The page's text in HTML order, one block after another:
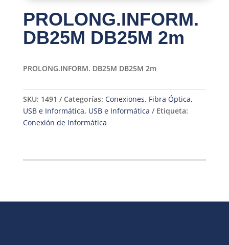
PROLONG.INFORM.
DB25M DB25M 2m
PROLONG.INFORM. DB25M DB25M 2m
SKU: 1491 Categorías: Conexiones, Fibra Óptica,
USB e Informática, USB e Informática
Etiqueta:
Conexión de Informática